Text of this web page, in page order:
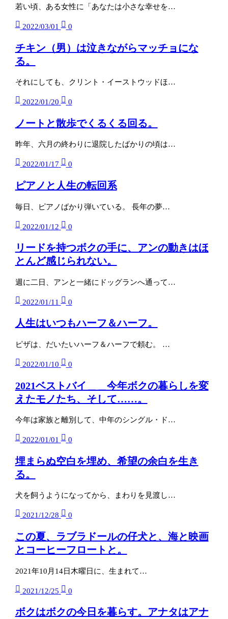
若い頃、ある女性に「あなたは小さな幸せを…
2022/03/01 0
チキン（男）は泣きながらマッチョにな
る。
それにしても、クリント・イーストウッドほ…
2022/01/20 0
ノートと散歩でくるくる回る。
昨年、六月の終わりに退院したばかりの頃は…
2022/01/17 0
ピアノと人生の転回系
毎日、ピアノばかり弾いている。 長年の夢…
2022/01/12 0
リードを持つボクの手に、アンの動きはほ
とんど感じられない。
週に二日、アンと一緒にドッグランへ通って…
2022/01/11 0
人生はいつもハーフ＆ハーフ。
ピザは、だいたいハーフ＆ハーフで頼む。 …
2022/01/10 0
2021ベストバイ＿＿今年ボクの暮らしを変
えたモノたち、そして……。
今年は家族と離別して、中年のシングル・ド…
2022/01/01 0
埋まらぬ空白を埋め、希望の余白を生き
る。
犬を飼うようになってから、まわりを見渡し…
2021/12/28 0
この夏、ラブラドールの仔犬と、海と映画
とコーヒーフロートと。
2021年10月14日木曜日に、生まれて…
2021/12/25 0
ボクはボクの今日を暮らす。アナタはアナ